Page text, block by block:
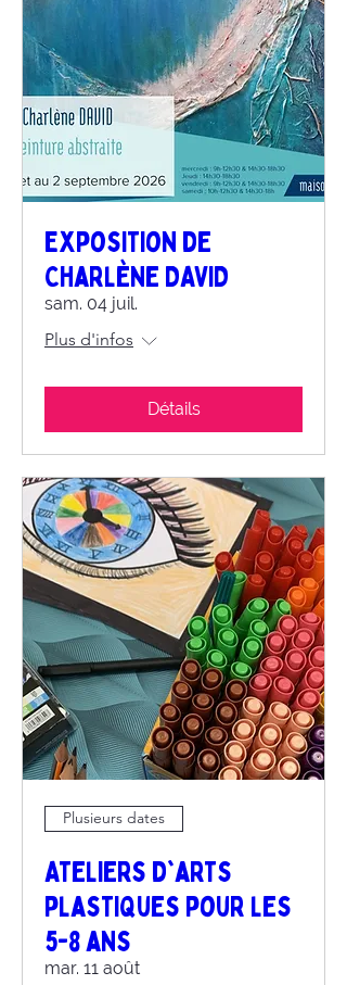
Exposition de
Charlène DAVID
sam. 04 juil.
Plus d'infos
Détails
Plusieurs dates
Ateliers d'arts
plastiques pour les
5-8 ans
mar. 11 août